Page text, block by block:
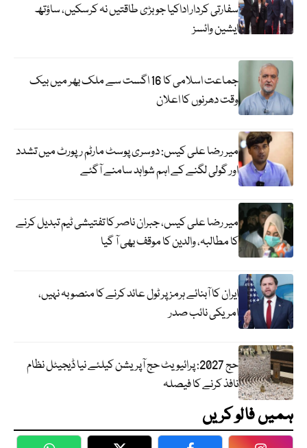
سفارتی کردار اداکیا جو بڑی طاقتیں نہ کرسکیں، ساؤتھ
ایشین وائسز
جماعت اسلامی کا 16 اگست سے ملک بھر میں بیک
وقت دھرنوں کا اعلان
میر رضا علی کیس: دوسری پوسٹ مارٹم رپورٹ میں تشدد
اور گولی لگنے کے اہم شواہد سامنے آگئے
میر رضا علی کیس، جبران ناصر کا تفتیشی ٹیم تبدیل کرنے
کا مطالبہ، والدین کا موقف بھی آ گیا
ایران کا آبنائے ہرمز پر ٹول عائد کرنے کا منصوبہ نہیں،
امریکی نائب صدر
حج 2027: پرائیویٹ حج آپریشن کیلئے نیا ڈیجیٹل نظام
نافذ کرنے کا فیصلہ
ہمیں فالو کریں